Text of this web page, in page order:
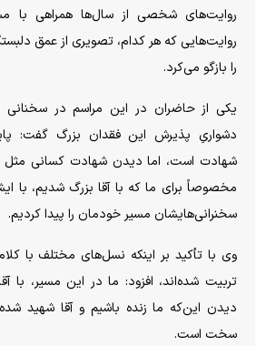
روایت‌های شخصی از سال‌ها همراهی با
روایت‌هایی که هر کدام، تصویری از عمق
را بازگو می‌کرد.
یکی از حاضران در این مراسم در سخنانی
دشواریِ پذیرش این فقدان بزرگ گفت:
شهادت است، اما دیدن شهادت کسانی مثل
مخصوصاً برای ما که با آقا بزرگ شدیم، با
سخنرانی‌هایشان مسیر خودمان را پیدا کردیم.
وی با تأکید بر اینکه نسل‌های مختلف با
تربیت شده‌اند، افزود: ما در این مسیر، با
دیدن این‌که ما زنده باشیم و آقا شهید شده
سخت است.